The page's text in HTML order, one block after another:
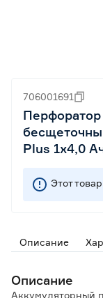
706001691
Plus 1х4,0
Этот
Описание
Описание
Аккумуляторный